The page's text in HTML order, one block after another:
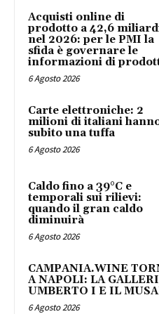
Acquisti online di
prodotto a 42,6
nel 2026: per le PMI la
sfida è governare le
informazioni di
6 Agosto 2026
Carte elettroniche: 2
milioni di italiani
subito una tuffa
6 Agosto 2026
Caldo fino a 39°C e
temporali sui rilievi:
quando il gran caldo
diminuirà
6 Agosto 2026
CAMPANIA.WINE
A NAPOLI: LA
UMBERTO I E IL
6 Agosto 2026